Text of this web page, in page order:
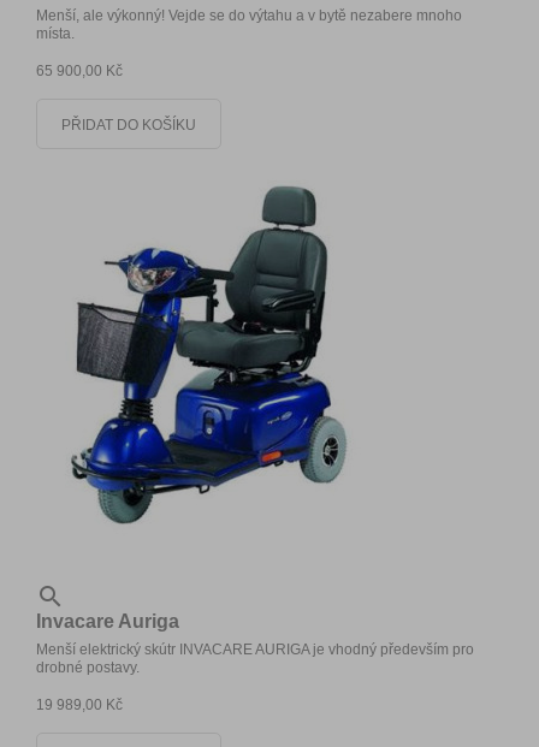
Menší, ale výkonný! Vejde se do výtahu a v bytě nezabere mnoho
místa.
65 900,00 Kč
PŘIDAT DO KOŠÍKU

Invacare Auriga
Menší elektrický skútr INVACARE AURIGA je vhodný především pro
drobné postavy.
19 989,00 Kč